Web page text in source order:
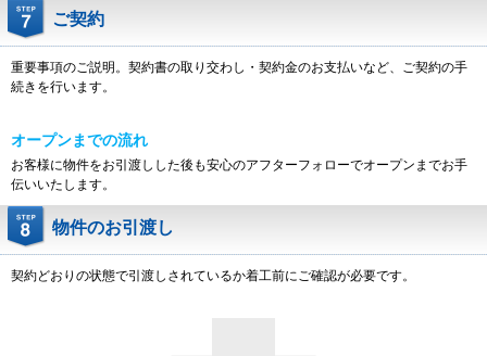
ご契約
重要事項のご説明。契約書の取り交わし・契約金のお支払いなど、ご契約の手
続きを行います。
オープンまでの流れ
お客様に物件をお引渡しした後も安心のアフターフォローでオープンまでお手
伝いいたします。
物件のお引渡し
契約どおりの状態で引渡しされているか着工前にご確認が必要です。